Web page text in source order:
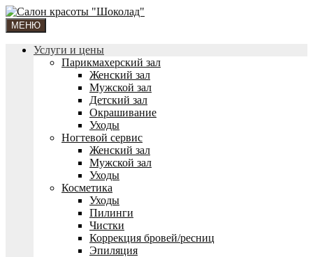
МЕНЮ
Услуги и цены
Парикмахерский зал
Женский зал
Мужской зал
Детский зал
Окрашивание
Уходы
Ногтевой сервис
Женский зал
Мужской зал
Уходы
Косметика
Уходы
Пилинги
Чистки
Коррекция бровей/ресниц
Эпиляция